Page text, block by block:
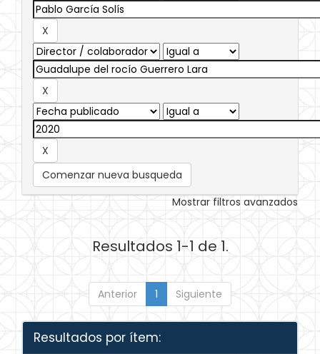
Comenzar nueva busqueda
Mostrar filtros avanzados
Resultados 1-1 de 1.
Anterior 1 Siguiente
Resultados por ítem: